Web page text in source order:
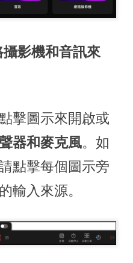
影機和音訊來
擊圖示來開啟或
器和麥克風。如
點擊每個圖示旁
輸入來源。